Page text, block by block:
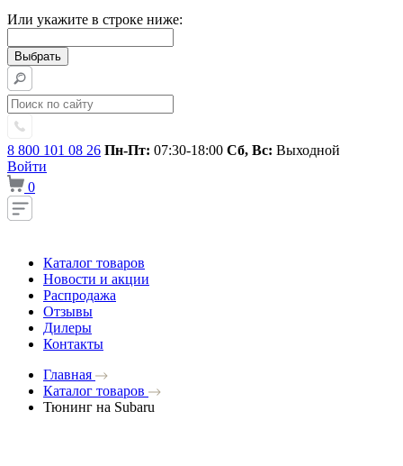
Или укажите в строке ниже:
8 800 101 08 26 Пн-Пт: 07:30-18:00 Сб, Вс: Выходной
Войти
0
Каталог товаров
Новости и акции
Распродажа
Отзывы
Дилеры
Контакты
Главная
Каталог товаров
Тюнинг на Subaru